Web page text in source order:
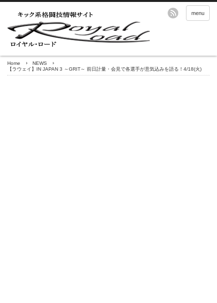
menu
Home
NEWS
【ラウェイ】IN JAPAN 3 ～GRIT～ 前日計量・会見で各選手が意気込みを語る！4/18(火)